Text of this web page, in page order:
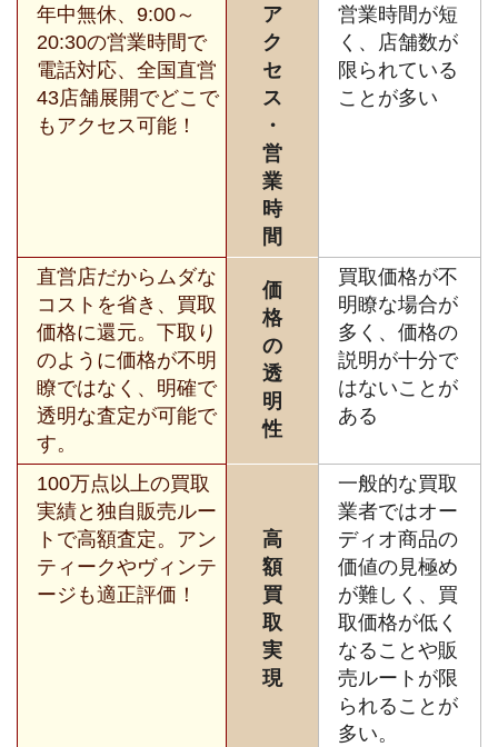
年中無休、9:00～
20:30の営業時間で
電話対応、全国直営
43店舗展開でどこで
もアクセス可能！
ア
ク
セ
ス
・
営
業
時
間
営業時間が短
く、店舗数が
限られている
ことが多い
直営店だからムダな
コストを省き、買取
価格に還元。下取り
のように価格が不明
瞭ではなく、明確で
透明な査定が可能で
す。
価
格
の
透
明
性
買取価格が不
明瞭な場合が
多く、価格の
説明が十分で
はないことが
ある
100万点以上の買取
実績と独自販売ルー
トで高額査定。アン
ティークやヴィンテ
ージも適正評価！
高
額
買
取
実
現
一般的な買取
業者ではオー
ディオ商品の
価値の見極め
が難しく、買
取価格が低く
なることや販
売ルートが限
られることが
多い。